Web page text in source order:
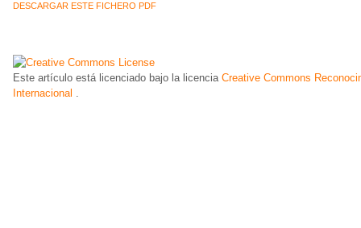
DESCARGAR ESTE FICHERO PDF
Este artículo está licenciado bajo la licencia Creative Commons
Internacional .